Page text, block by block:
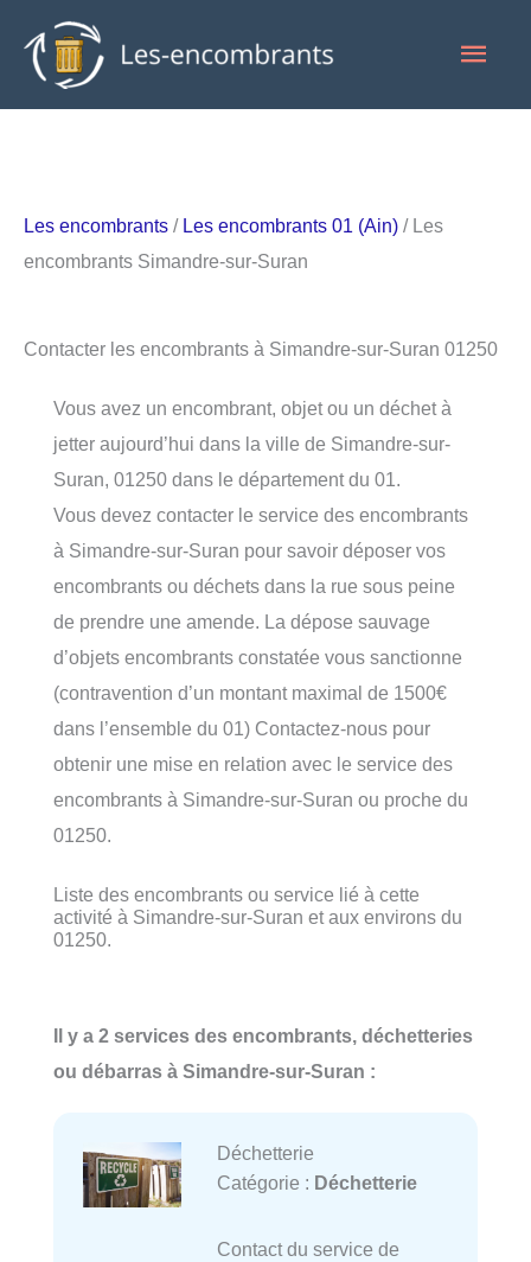
contenu
Les encombrants / Les encombrants 01 (Ain) / Les
encombrants Simandre-sur-Suran
Contacter les encombrants à Simandre-sur-Suran 01250
Vous avez un encombrant, objet ou un déchet à
jetter aujourd’hui dans la ville de Simandre-sur-
Suran, 01250 dans le département du 01.
Vous devez contacter le service des encombrants
à Simandre-sur-Suran pour savoir déposer vos
encombrants ou déchets dans la rue sous peine
de prendre une amende. La dépose sauvage
d’objets encombrants constatée vous sanctionne
(contravention d’un montant maximal de 1500€
dans l’ensemble du 01) Contactez-nous pour
obtenir une mise en relation avec le service des
encombrants à Simandre-sur-Suran ou proche du
01250.
Liste des encombrants ou service lié à cette
activité à Simandre-sur-Suran et aux environs du
01250.
Il y a 2 services des encombrants, déchetteries
ou débarras à Simandre-sur-Suran :
Déchetterie
Catégorie : Déchetterie
Contact du service de